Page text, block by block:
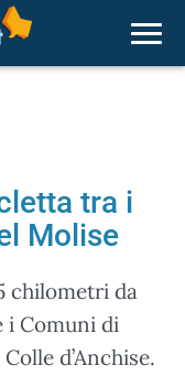
tra i
Molise
chilometri da
i Comuni di
d’Anchise.